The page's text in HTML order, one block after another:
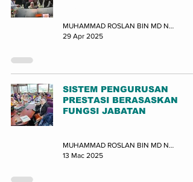
MUHAMMAD ROSLAN BIN MD NOR (JUPEM-BPDGN)
29 Apr 2025
SISTEM PENGURUSAN
PRESTASI BERASASKAN
FUNGSI JABATAN
MUHAMMAD ROSLAN BIN MD NOR (JUPEM-BPDGN)
13 Mac 2025